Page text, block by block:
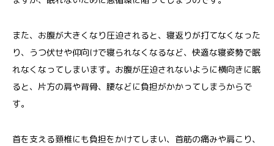
また、お腹が大きくなり圧迫されると、寝返りが打てなくなった
り、うつ伏せや仰向けで寝られなくなるなど、快適な寝姿勢で眠
れなくなってしまいます。お腹が圧迫されないように横向きに眠
ると、片方の肩や背骨、腰などに負担がかかってしまうからで
す。
首を支える頚椎にも負担をかけてしまい、首筋の痛みや肩こり、